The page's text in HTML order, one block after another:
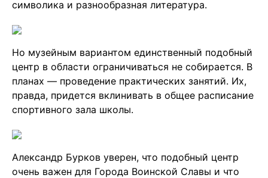
символика и разнообразная литература.
Но музейным вариантом единственный подобный
центр в области ограничиваться не собирается. В
планах — проведение практических занятий. Их,
правда, придется вклинивать в общее расписание
спортивного зала школы.
Александр Бурков уверен, что подобный центр
очень важен для Города Воинской Славы и что